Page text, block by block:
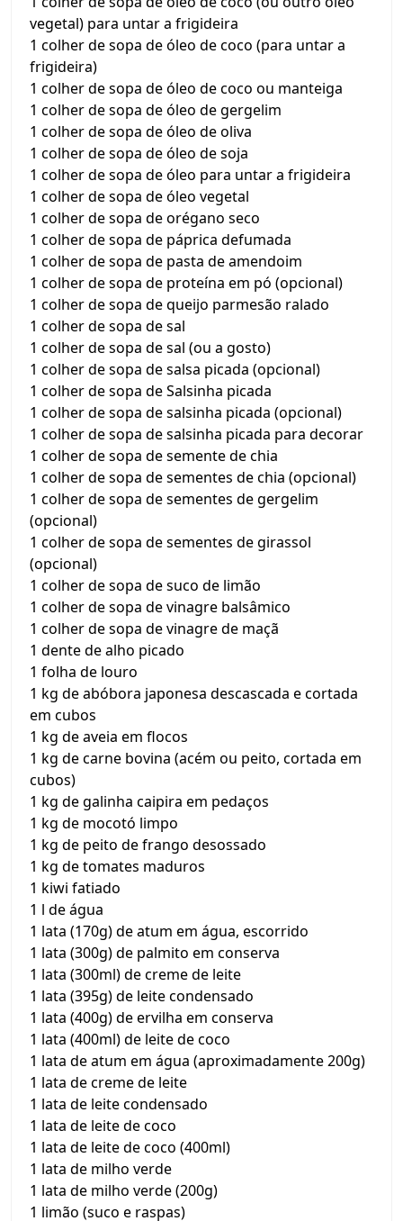
vegetal) para untar a frigideira
1 colher de sopa de óleo de coco (para untar a
frigideira)
1 colher de sopa de óleo de coco ou manteiga
1 colher de sopa de óleo de gergelim
1 colher de sopa de óleo de oliva
1 colher de sopa de óleo de soja
1 colher de sopa de óleo para untar a frigideira
1 colher de sopa de óleo vegetal
1 colher de sopa de orégano seco
1 colher de sopa de páprica defumada
1 colher de sopa de pasta de amendoim
1 colher de sopa de proteína em pó (opcional)
1 colher de sopa de queijo parmesão ralado
1 colher de sopa de sal
1 colher de sopa de sal (ou a gosto)
1 colher de sopa de salsa picada (opcional)
1 colher de sopa de Salsinha picada
1 colher de sopa de salsinha picada (opcional)
1 colher de sopa de salsinha picada para decorar
1 colher de sopa de semente de chia
1 colher de sopa de sementes de chia (opcional)
1 colher de sopa de sementes de gergelim
(opcional)
1 colher de sopa de sementes de girassol
(opcional)
1 colher de sopa de suco de limão
1 colher de sopa de vinagre balsâmico
1 colher de sopa de vinagre de maçã
1 dente de alho picado
1 folha de louro
1 kg de abóbora japonesa descascada e cortada
em cubos
1 kg de aveia em flocos
1 kg de carne bovina (acém ou peito, cortada em
cubos)
1 kg de galinha caipira em pedaços
1 kg de mocotó limpo
1 kg de peito de frango desossado
1 kg de tomates maduros
1 kiwi fatiado
1 l de água
1 lata (170g) de atum em água, escorrido
1 lata (300g) de palmito em conserva
1 lata (300ml) de creme de leite
1 lata (395g) de leite condensado
1 lata (400g) de ervilha em conserva
1 lata (400ml) de leite de coco
1 lata de atum em água (aproximadamente 200g)
1 lata de creme de leite
1 lata de leite condensado
1 lata de leite de coco
1 lata de leite de coco (400ml)
1 lata de milho verde
1 lata de milho verde (200g)
1 limão (suco e raspas)